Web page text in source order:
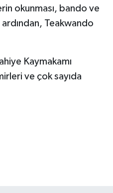
okunması, bando ve
Teakwando
Kaymakamı
ve çok sayıda